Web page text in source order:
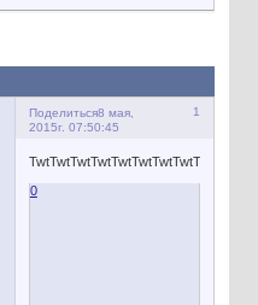
Поделиться 1
8 мая,
2015г. 07:50:45
0